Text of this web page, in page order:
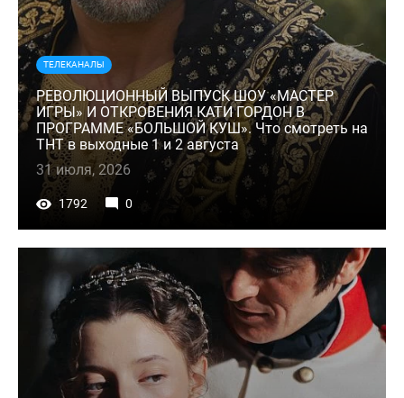
ТЕЛЕКАНАЛЫ
РЕВОЛЮЦИОННЫЙ ВЫПУСК ШОУ «МАСТЕР
ИГРЫ» И ОТКРОВЕНИЯ КАТИ ГОРДОН В
ПРОГРАММЕ «БОЛЬШОЙ КУШ». Что смотреть на
ТНТ в выходные 1 и 2 августа
31 июля, 2026
1792 0